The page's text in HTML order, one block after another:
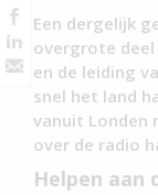
Een dergelijk
overgrote
en de leiding
snel het land
vanuit Londen
over de radio
Helpen aan